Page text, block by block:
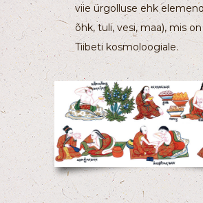
viie ürgolluse ehk
õhk, tuli, vesi, maa), mis
Tiibeti kosmoloogiale.